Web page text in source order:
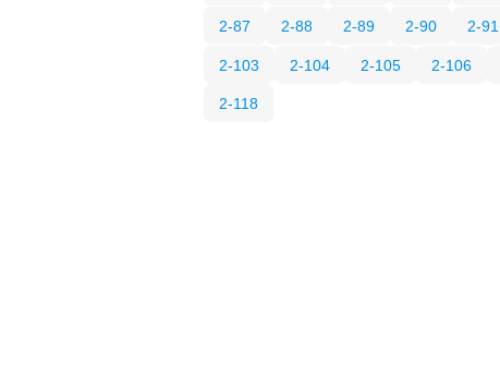
2-87 2-88 2-89 2-90 2-91
2-103 2-104 2-105 2-106
2-118